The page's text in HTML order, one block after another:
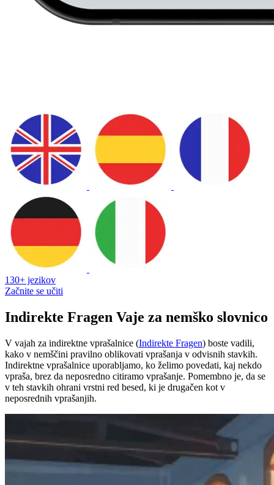
130+ jezikov
Začnite se učiti
Indirekte Fragen Vaje za nemško slovnico
V vajah za indirektne vprašalnice (Indirekte Fragen) boste vadili,
kako v nemščini pravilno oblikovati vprašanja v odvisnih stavkih.
Indirektne vprašalnice uporabljamo, ko želimo povedati, kaj nekdo
vpraša, brez da neposredno citiramo vprašanje. Pomembno je, da se
v teh stavkih ohrani vrstni red besed, ki je drugačen kot v
neposrednih vprašanjih.